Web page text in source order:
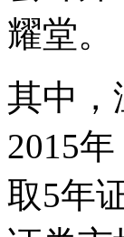
耀堂。
其中，
2015
取5年